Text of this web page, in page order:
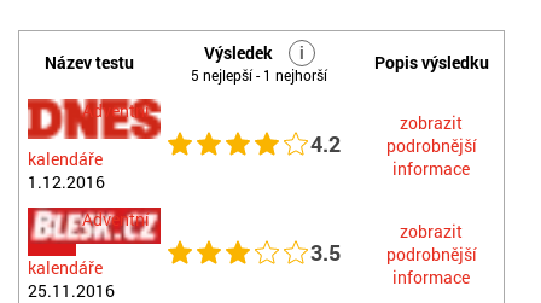
Název testu Výsledek i
5 nejlepší - 1 nejhorší
Popis výsledku
Adventní
kalendáře
1.12.2016
4.2
zobrazit
podrobnější
informace
Adventní
kalendáře
25.11.2016
3.5
zobrazit
podrobnější
informace